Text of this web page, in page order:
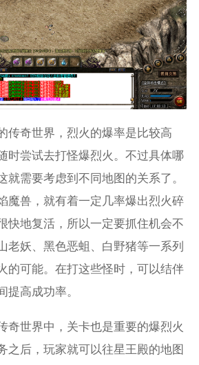
传奇世界，烈火的爆率是比较高
时尝试去打怪爆烈火。不过具体哪
就需要考虑到不同地图的关系了。
魔兽，就有着一定几率爆出烈火碎
快地复活，所以一定要抓住机会不
老妖、黑色恶蛆、白野猪等一系列
的可能。在打这些怪时，可以结伴
提高成功率。
奇世界中，关卡也是重要的爆烈火
之后，玩家就可以往星王殿的地图